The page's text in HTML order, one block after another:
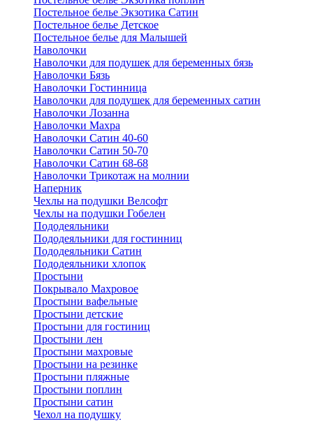
Постельное белье Экзотика Сатин
Постельное белье Детское
Постельное белье для Малышей
Наволочки
Наволочки для подушек для беременных бязь
Наволочки Бязь
Наволочки Гостинница
Наволочки для подушек для беременных сатин
Наволочки Лозанна
Наволочки Махра
Наволочки Сатин 40-60
Наволочки Сатин 50-70
Наволочки Сатин 68-68
Наволочки Трикотаж на молнии
Наперник
Чехлы на подушки Велсофт
Чехлы на подушки Гобелен
Пододеяльники
Пододеяльники для гостинниц
Пододеяльники Сатин
Пододеяльники хлопок
Простыни
Покрывало Махровое
Простыни вафельные
Простыни детские
Простыни для гостиниц
Простыни лен
Простыни махровые
Простыни на резинке
Простыни пляжные
Простыни поплин
Простыни сатин
Чехол на подушку